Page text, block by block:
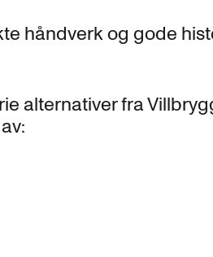
håndverk og gode
alternativer fra